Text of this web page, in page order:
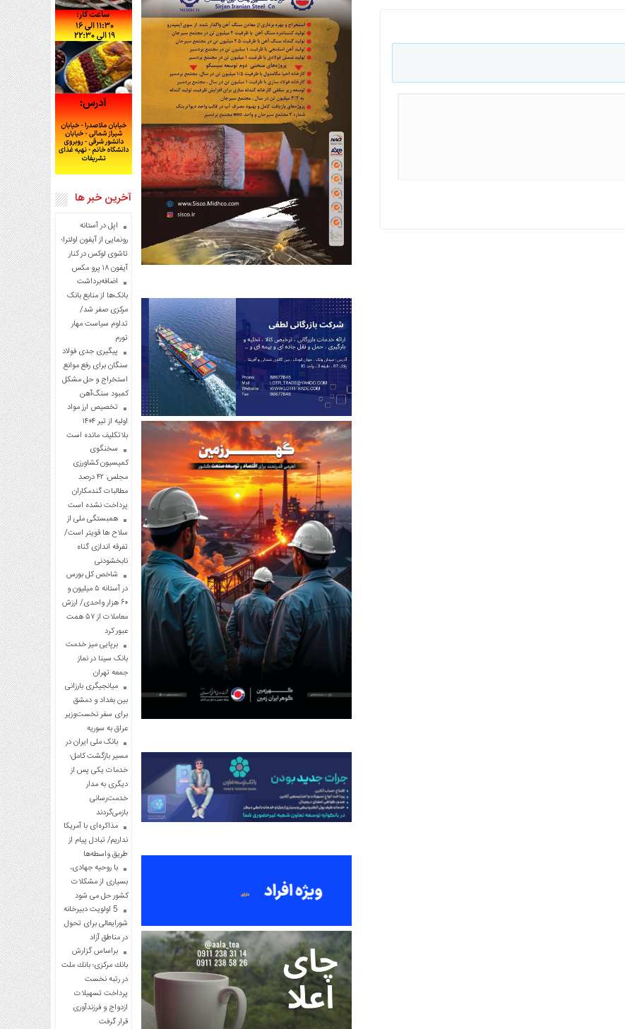
آخرین خبر ها
اپل در آستانه
رونمایی از آیفون اولترا؛
تاشوی لوکس در کنار
آیفون ۱۸ پرو مکس
اضافه‌برداشت
بانک‌ها از منابع بانک
مرکزی صفر شد/
تداوم سیاست مهار
تورم
پیگیری جدی فولاد
سنگان برای رفع موانع
استخراج و حل مشکل
کمبود سنگ‌آهن
تخصیص ارز مواد
اولیه از تیر ۱۴۰۴
بلاتکلیف مانده است
سخنگوی
کمیسیون کشاورزی
مجلس: ۴۲ درصد
مطالبات گندمکاران
پرداخت نشده است
همبستگی ملی از
سلاح ها قویتر است/
تفرقه اندازی گناه
نابخشودنی
شاخص کل بورس
در آستانه ۵ میلیون و
۶۰ هزار واحدی/ ارزش
معاملات از ۵۷ همت
عبور کرد
برپایی میز خدمت
بانک سینا در نماز
جمعه تهران
میانجیگری بارزانی
بین بغداد و دمشق
برای سفر نخست‌وزیر
عراق به سوریه
بانک ملی ایران در
مسیر بازگشت کامل؛
خدمات یکی پس از
دیگری به مدار
خدمت‌رسانی
بازمی‌گردند
مذاکره‌ای با آمریکا
نداریم/ تبادل پیام از
طریق واسطه‌ها
با روحیه جهادی،
بسیاری از مشکلات
کشور حل می شود
5 اولویت دبیرخانه
شورایعالی برای تحول
در مناطق آزاد
براساس گزارش
بانك مركزی؛ بانك ملت
در رتبه نخست
پرداخت تسهیلات
ازدواج و فرزندآوری
قرار گرفت